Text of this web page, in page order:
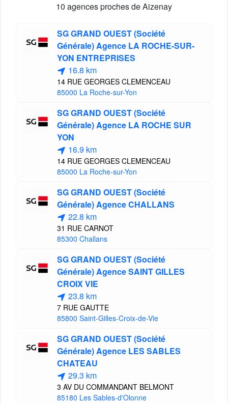
10 agences proches de Aizenay
SG GRAND OUEST (Société
Générale) Agence LA ROCHE-SUR-
YON ENTREPRISES
16.8 km
14 RUE GEORGES CLEMENCEAU
85000 La Roche-sur-Yon
SG GRAND OUEST (Société
Générale) Agence LA ROCHE SUR
YON
16.9 km
14 RUE GEORGES CLEMENCEAU
85000 La Roche-sur-Yon
SG GRAND OUEST (Société
Générale) Agence CHALLANS
22.8 km
31 RUE CARNOT
85300 Challans
SG GRAND OUEST (Société
Générale) Agence SAINT GILLES
CROIX VIE
23.8 km
7 RUE GAUTTE
85800 Saint-Gilles-Croix-de-Vie
SG GRAND OUEST (Société
Générale) Agence LES SABLES
CHATEAU
29.3 km
3 AV DU COMMANDANT BELMONT
85180 Les Sables-d'Olonne